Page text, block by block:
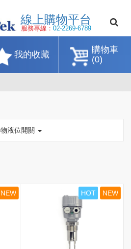
線上購物平
服務專線：02-2269-
購物車
(0)
我的收藏
物液位開關
NEW HOT NEW